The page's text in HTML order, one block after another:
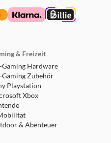
& Freizeit
Gaming Hardware
Gaming Zubehör
Playstation
Xbox
& Abenteuer